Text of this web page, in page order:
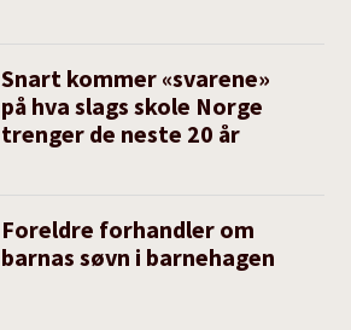
Snart kommer «svarene»
på hva slags skole Norge
trenger de neste 20 år
Foreldre forhandler om
barnas søvn i barnehagen